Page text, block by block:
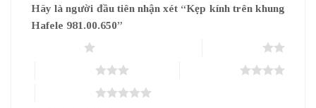
Hãy là người đầu tiên nhận xét “Kẹp kính trên khung
Hafele 981.00.650”